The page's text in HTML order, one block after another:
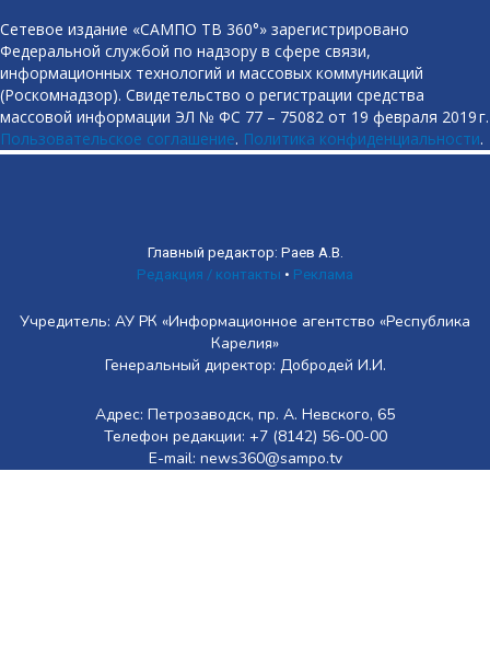
Сетевое издание «САМПО ТВ 360°» зарегистрировано
Федеральной службой по надзору в сфере связи,
информационных технологий и массовых коммуникаций
(Роскомнадзор). Свидетельство о регистрации средства
массовой информации ЭЛ № ФС 77 – 75082 от 19 февраля 2019 г.
Пользовательское соглашение. Политика конфиденциальности.
Главный редактор: Раев А.В.
Редакция / контакты • Реклама
Учредитель: АУ РК «Информационное агентство «Республика
Карелия»
Генеральный директор: Добродей И.И.
Адрес: Петрозаводск, пр. А. Невского, 65
Телефон редакции: +7 (8142) 56-00-00
E-mail: news360@sampo.tv